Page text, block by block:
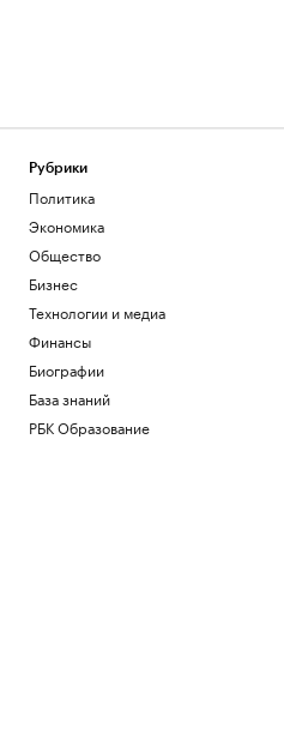
Рубрики
Политика
Экономика
Общество
Бизнес
Технологии и медиа
Финансы
Биографии
База знаний
РБК Образование